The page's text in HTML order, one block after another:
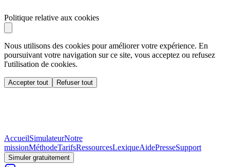
Politique relative aux cookies
Nous utilisons des cookies pour améliorer votre expérience. En
poursuivant votre navigation sur ce site, vous acceptez ou refusez
l'utilisation de cookies.
Accepter tout Refuser tout
AccueilSimulateurNotre
missionMéthodeTarifsRessourcesLexiqueAidePresseSupport
Simuler gratuitement